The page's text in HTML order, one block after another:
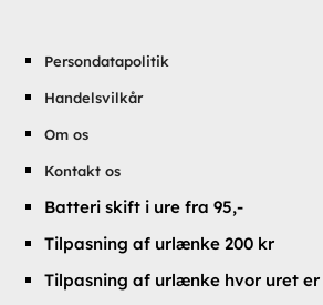
Persondatapolitik
Handelsvilkår
Om os
Kontakt os
Batteri skift i ure fra 95,-
Tilpasning af urlænke 200 kr
Tilpasning af urlænke hvor uret er